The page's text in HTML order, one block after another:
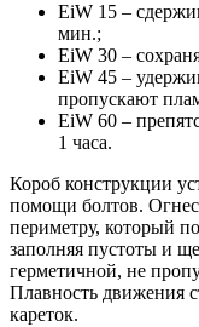
EiW 15 –
мин.;
EiW 30 –
EiW 45 –
пропускают
EiW 60 –
1 часа.
Короб конструкции
помощи болтов.
периметру, который
заполняя пустоты и
герметичной, не
Плавность движения
кареток.